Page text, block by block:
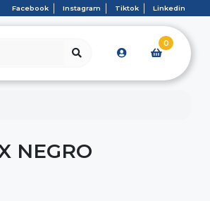
Facebook Instagram Tiktok Linkedin
0
NEGRO